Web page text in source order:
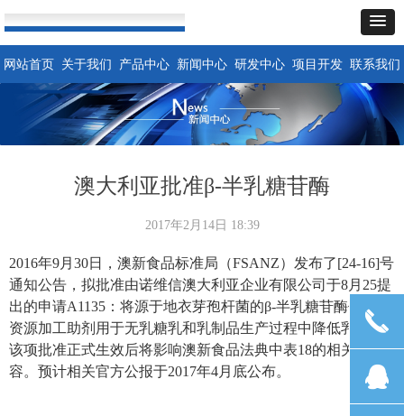
网站首页 关于我们 产品中心 新闻中心 研发中心 项目开发 联系我们
澳大利亚批准β-半乳糖苷酶
2016年9月30日，澳新食品标准局（FSANZ）发布了[24-16]号
通知公告，拟批准由诺维信澳大利亚企业有限公司于8月25提
出的申请A1135：将源于地衣芽孢杆菌的β-半乳糖苷酶作为新
资源加工助剂用于无乳糖乳和乳制品生产过程中降低乳糖。
该项批准正式生效后将影响澳新食品法典中表18的相关内
容。预计相关官方公报于2017年4月底公布。
2017年2月14日 18:39
끅
뀩